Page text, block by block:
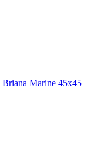
Marine 45x45